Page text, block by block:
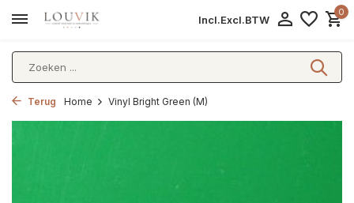
Incl.Excl.BTW
0
Terug Home Vinyl Bright Green (M)